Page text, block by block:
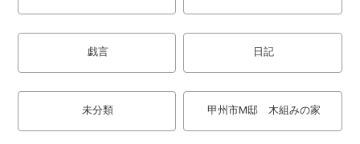
戯言 日記
未分類 甲州市M邸 木組みの家